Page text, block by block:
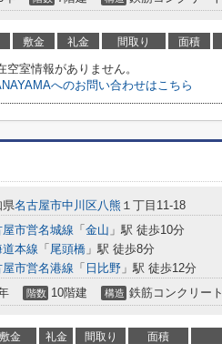
敷金 礼金 間取り 面積
空室情報がありません。
へのお問い合わせはこちら
県名古屋市中川区八熊 １丁目11-18
屋市営名城線 「 金山 」駅 徒歩10分
本線 「 尾頭橋 」駅 徒歩8分
屋市営名港線 「 日比野 」駅 徒歩12分
階数 10階建 構造 鉄筋コンクリート
敷金 礼金 間取り 面積